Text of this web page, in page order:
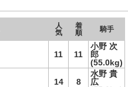
人
気
着
順
騎手
11 11
小野 次
郎
(55.0kg)
14 8
水野 貴
広